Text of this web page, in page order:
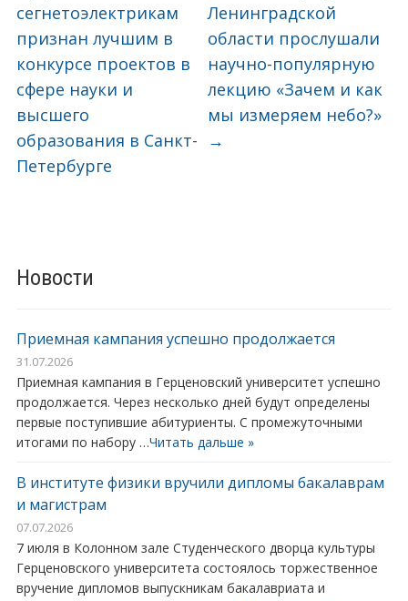
сегнетоэлектрикам
признан лучшим в
конкурсе проектов в
сфере науки и
высшего
образования в Санкт-
Петербурге
Ленинградской
области прослушали
научно-популярную
лекцию «Зачем и как
мы измеряем небо?»
→
Новости
Приемная кампания успешно продолжается
31.07.2026
Приемная кампания в Герценовский университет успешно
продолжается. Через несколько дней будут определены
первые поступившие абитуриенты. С промежуточными
итогами по набору …Читать дальше »
В институте физики вручили дипломы бакалаврам
и магистрам
07.07.2026
7 июля в Колонном зале Студенческого дворца культуры
Герценовского университета состоялось торжественное
вручение дипломов выпускникам бакалавриата и